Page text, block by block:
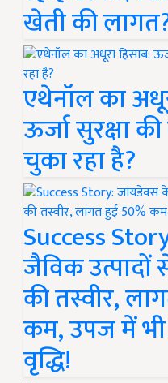
खेती की
एथेनॉल का
ऊर्जा सुरक्षा
चुका रहा है?
Success
जैविक
की तस्वीर,
कम, उपज में भी
वृद्धि!